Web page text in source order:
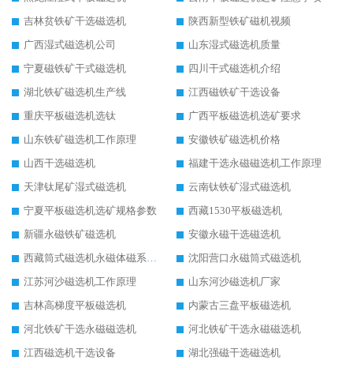
吉林贫铁矿干选磁选机
陕西新型铁矿磁机视频
广西湿式磁选机公司
山东湿式磁选机质量
宁夏磁铁矿干式磁选机
四川干式磁选机介绍
湖北铁矿磁选机生产线
江西磁铁矿干选设备
重庆平板磁选机选钛
广西平板磁选机选矿要求
山东铁矿磁选机工作原理
安徽铁矿磁选机价格
山西干选磁选机
福建干选永磁磁选机工作原理
天津钛尾矿湿式磁选机
云南钛铁矿湿式磁选机
宁夏平板磁选机选矿规格参数
西藏1530平板磁选机
新疆永磁铁矿磁选机
安徽永磁干选磁选机
西藏筒式磁选机永磁体磁系设计
沈阳营口永磁筒式磁选机
江苏河沙磁选机工作原理
山东河沙磁选机厂家
吉林高梯度平板磁选机
内蒙古三盘平板磁选机
河北铁矿干选永磁磁选机
河北铁矿干选永磁磁选机
江西磁选机干选设备
湖北强磁干选磁选机